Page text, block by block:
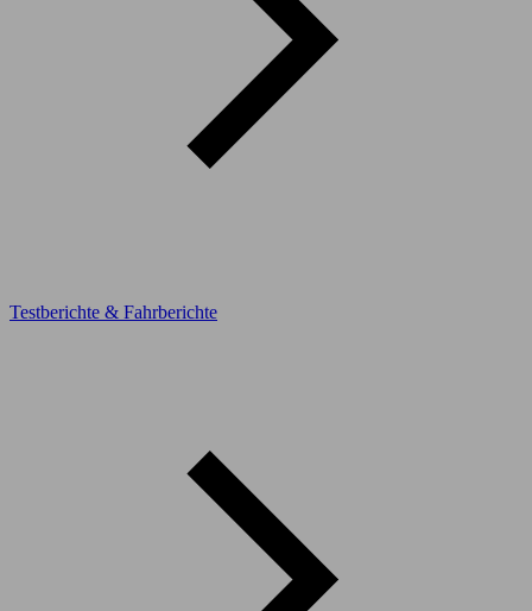
Testberichte & Fahrberichte